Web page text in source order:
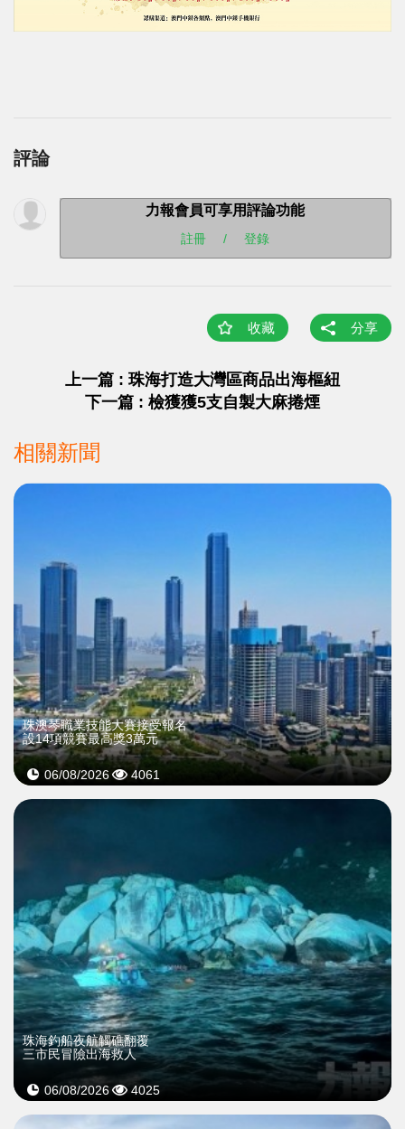
評論
力報會員可享用評論功能
註冊 / 登錄
收藏 分享
上一篇 : 珠海打造大灣區商品出海樞紐
下一篇 : 檢獲獲5支自製大麻捲煙
相關新聞
珠澳琴職業技能大賽接受報名
設14項競賽最高獎3萬元
06/08/2026 4061
珠海釣船夜航觸礁翻覆
三市民冒險出海救人
06/08/2026 4025